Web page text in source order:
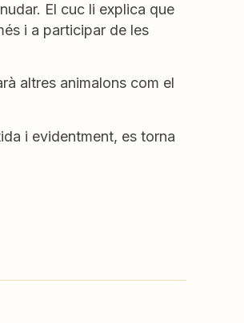
El cuc li explica que
i a participar de les
altres animalons com el
i evidentment, es torna